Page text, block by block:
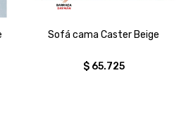
Sofá cama Caster Beige
$ 65.725